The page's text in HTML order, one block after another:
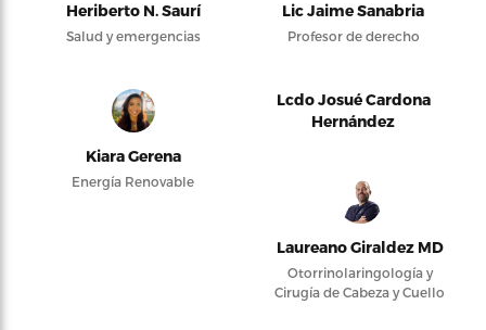
Heriberto N. Saurí
Salud y emergencias
Lic Jaime Sanabria
Profesor de derecho
Kiara Gerena
Energía Renovable
Lcdo Josué Cardona
Hernández
Laureano Giraldez MD
Otorrinolaringología y
Cirugía de Cabeza y Cuello